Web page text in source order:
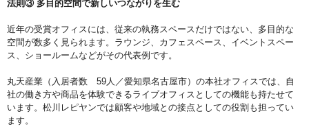
法則③ 多目的空間で新しいつながりを生む
近年の受賞オフィスには、従来の執務スペースだけではない、多目的な
空間が数多く見られます。ラウンジ、カフェスペース、イベントスペー
ス、ショールームなどがその代表例です。
丸天産業（入居者数 59人／愛知県名古屋市）の本社オフィスでは、自
社の働き方や商品を体験できるライブオフィスとしての機能も持たせて
います。松川レピヤンでは顧客や地域との接点としての役割も担ってい
ます。